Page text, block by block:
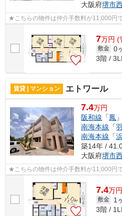
大阪府堺市
★こちらの物件は仲介手数料が11,000円
7万円 (
敷金 0
3階 /
賃貸 | マンション エトワール
7.4万円
阪和線 「鳳
南海本線 「
南海本線 「
築14年 /
大阪府堺市
★こちらの物件は仲介手数料が11,000円
7.4万円
敷金 1
3階 /